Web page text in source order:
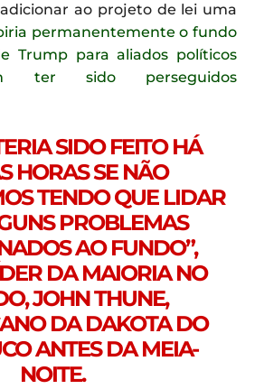
ao projeto de lei uma
permanentemente o fundo
Trump para aliados políticos
ter sido perseguidos
SIDO FEITO HÁ
HORAS SE NÃO
TENDO QUE LIDAR
PROBLEMAS
AO FUNDO”,
DA MAIORIA NO
JOHN THUNE,
DA DAKOTA DO
ANTES DA MEIA-
NOITE.